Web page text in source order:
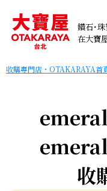
鑽石･
在大寶
收購專門店・OTAKARAYA首
收